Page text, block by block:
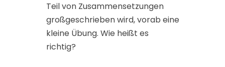
Teil von Zusammensetzungen
großgeschrieben wird, vorab eine
kleine Übung. Wie heißt es
richtig?